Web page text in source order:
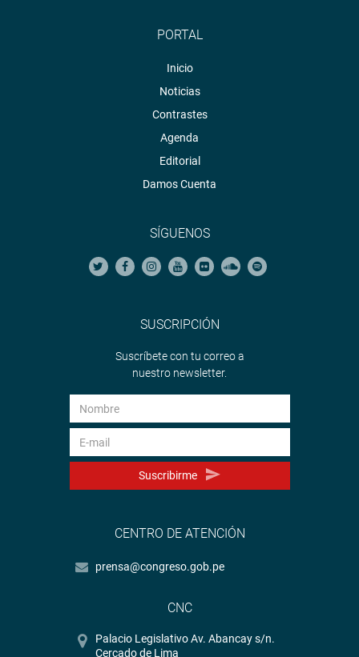
PORTAL
Inicio
Noticias
Contrastes
Agenda
Editorial
Damos Cuenta
SÍGUENOS
SUSCRIPCIÓN
Suscríbete con tu correo a
nuestro newsletter.
Suscribirme
CENTRO DE ATENCIÓN
prensa@congreso.gob.pe
CNC
Palacio Legislativo Av. Abancay s/n.
Cercado de Lima